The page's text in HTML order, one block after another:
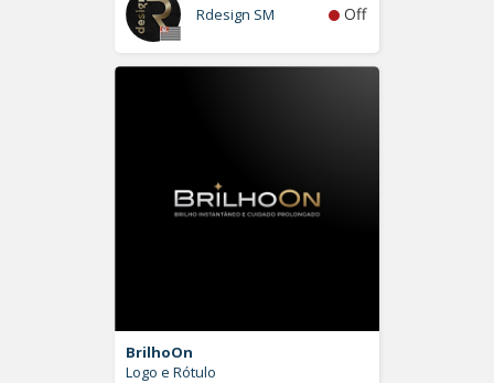
Rdesign SM Off
BrilhoOn
Logo e Rótulo